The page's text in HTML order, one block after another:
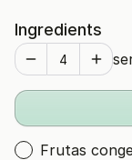
Ingredients
Frutas